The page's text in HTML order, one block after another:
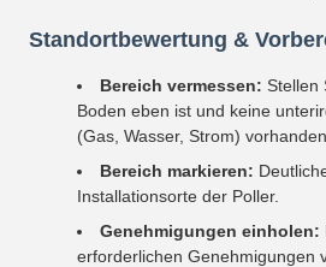
Standortbewertung &
Bereich vermessen: Stellen
Boden eben ist und keine
(Gas, Wasser, Strom) vorhanden
Bereich markieren:
Installationsorte der Poller.
Genehmigungen einholen:
erforderlichen Genehmigungen